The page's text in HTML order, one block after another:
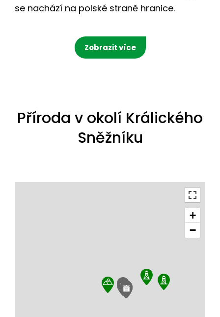
se nachází na polské straně hranice.
Zobrazit více
Příroda v okolí Králického
Sněžníku
+
−